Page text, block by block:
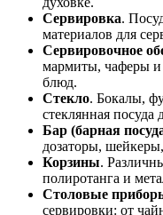
Сервировка.
материалов для
Сервировочное
мармиты, чаферы и
блюд.
Стекло. Бокалы,
стеклянная посуда
Бар (барная
дозаторы,
Корзины.
полиротанга и
Столовые
сервировки: от